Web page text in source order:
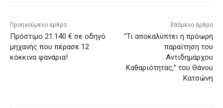
Προηγούμενο άρθρο
Πρόστιμο 21.140 € σε οδηγό
μηχανής που πέρασε 12
κόκκινα φανάρια!
Επόμενο άρθρο
“Τι αποκαλύπτει η πρόωρη
παραίτηση του
Αντιδημάρχου
Καθαριότητας;” του Θάνου
Κατσώνη